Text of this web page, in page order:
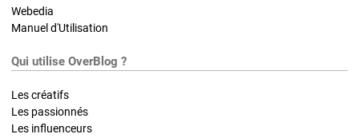
Webedia
Manuel d'Utilisation
Qui utilise OverBlog ?
Les créatifs
Les passionnés
Les influenceurs